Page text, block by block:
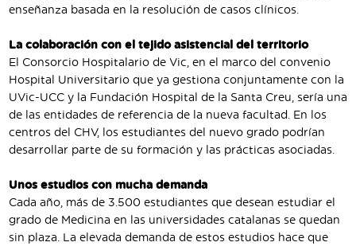
enseñanza basada en la resolución de casos clínicos.
La colaboración con el tejido asistencial del territorio
El Consorcio Hospitalario de Vic, en el marco del convenio
Hospital Universitario que ya gestiona conjuntamente con la
UVic-UCC y la Fundación Hospital de la Santa Creu, sería una
de las entidades de referencia de la nueva facultad. En los
centros del CHV, los estudiantes del nuevo grado podrían
desarrollar parte de su formación y las prácticas asociadas.
Unos estudios con mucha demanda
Cada año, más de 3.500 estudiantes que desean estudiar el
grado de Medicina en las universidades catalanas se quedan
sin plaza. La elevada demanda de estos estudios hace que